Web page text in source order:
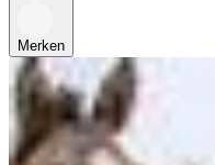
Merken